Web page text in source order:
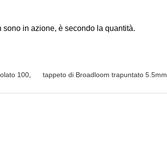
in azione, è secondo la quantità.
100, tappeto di Broadloom trapuntato 5.5mm